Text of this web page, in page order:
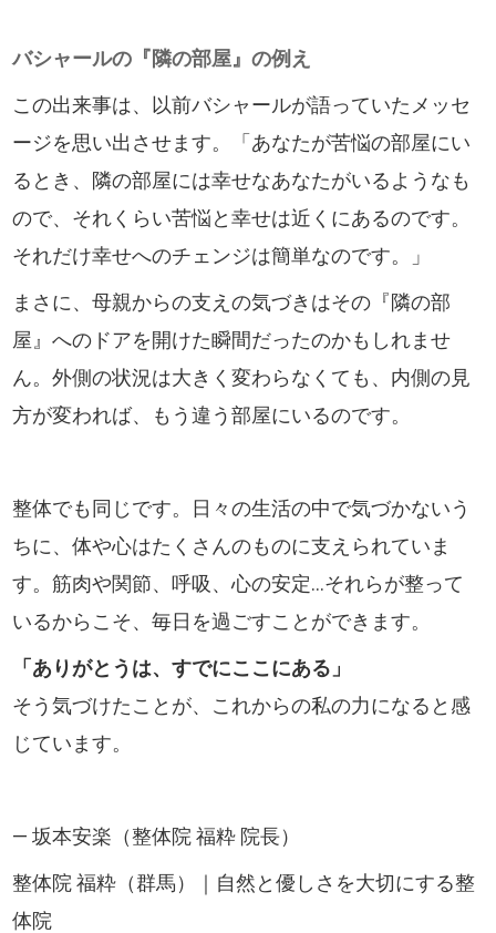
バシャールの『隣の部屋』の例え
この出来事は、以前バシャールが語っていたメッセ
ージを思い出させます。「あなたが苦悩の部屋にい
るとき、隣の部屋には幸せなあなたがいるようなも
ので、それくらい苦悩と幸せは近くにあるのです。
それだけ幸せへのチェンジは簡単なのです。」
まさに、母親からの支えの気づきはその『隣の部
屋』へのドアを開けた瞬間だったのかもしれませ
ん。外側の状況は大きく変わらなくても、内側の見
方が変われば、もう違う部屋にいるのです。
整体でも同じです。日々の生活の中で気づかないう
ちに、体や心はたくさんのものに支えられていま
す。筋肉や関節、呼吸、心の安定…それらが整って
いるからこそ、毎日を過ごすことができます。
「ありがとうは、すでにここにある」
そう気づけたことが、これからの私の力になると感
じています。
— 坂本安楽（整体院 福粋 院長）
整体院 福粋（群馬）｜自然と優しさを大切にする整
体院